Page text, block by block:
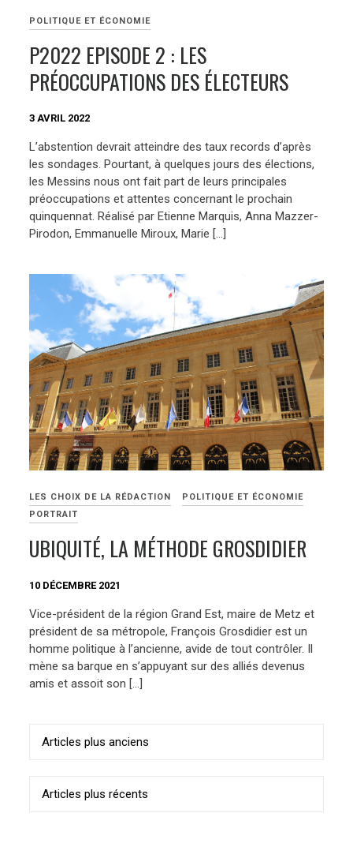
POLITIQUE ET ÉCONOMIE
P2022 EPISODE 2 : LES
PRÉOCCUPATIONS DES ÉLECTEURS
3 AVRIL 2022
L’abstention devrait atteindre des taux records d’après
les sondages. Pourtant, à quelques jours des élections,
les Messins nous ont fait part de leurs principales
préoccupations et attentes concernant le prochain
quinquennat. Réalisé par Etienne Marquis, Anna Mazzer-
Pirodon, Emmanuelle Miroux, Marie […]
LES CHOIX DE LA RÉDACTION
POLITIQUE ET ÉCONOMIE
PORTRAIT
UBIQUITÉ, LA MÉTHODE GROSDIDIER
10 DÉCEMBRE 2021
Vice-président de la région Grand Est, maire de Metz et
président de sa métropole, François Grosdidier est un
homme politique à l’ancienne, avide de tout contrôler. Il
mène sa barque en s’appuyant sur des alliés devenus
amis et assoit son […]
Navigation
des
Articles plus anciens
Articles plus récents